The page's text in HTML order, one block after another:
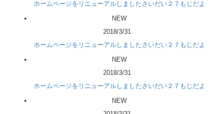
ホームページをリニューアルしましたさいだい２７もじだよ
NEW
2018/3/31
ホームページをリニューアルしましたさいだい２７もじだよ
NEW
2018/3/31
ホームページをリニューアルしましたさいだい２７もじだよ
NEW